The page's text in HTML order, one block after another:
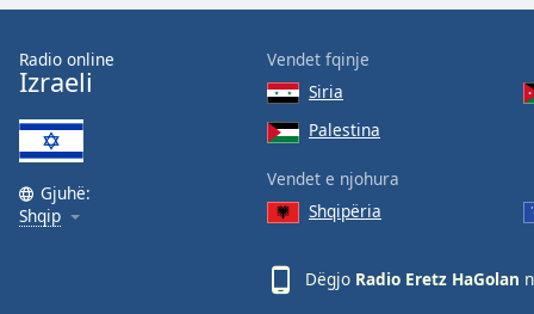
window.
dialog
window.
Escape
will
Radio online
Izraeli
Gjuhë:
Shqip
Vendet fqinje
Siria
Palestina
Vendet e njohura
Shqipëria
Dëgjo Radio Eretz HaGolan